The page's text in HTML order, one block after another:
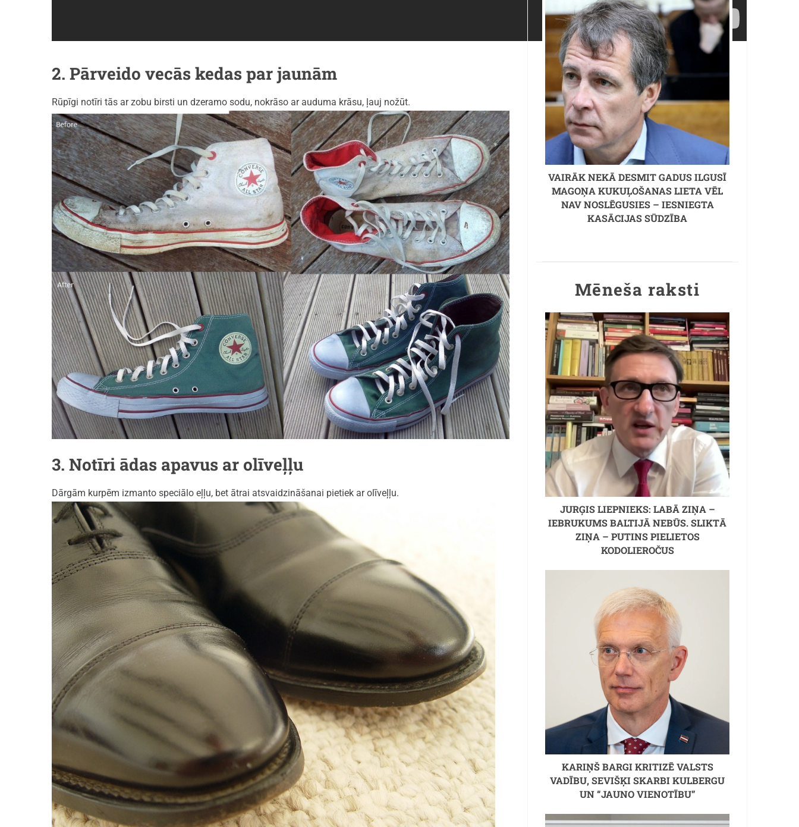
2. Pārveido vecās kedas par jaunām
Rūpīgi notīri tās ar zobu birsti un dzeramo sodu, nokrāso ar auduma krāsu, ļauj nožūt.
3. Notīri ādas apavus ar olīveļļu
Dārgām kurpēm izmanto speciālo eļļu, bet ātrai atsvaidzināšanai pietiek ar olīveļļu.
VAIRĀK NEKĀ DESMIT GADUS ILGUSĪ
MAGOŅA KUKUĻOŠANAS LIETA VĒL
NAV NOSLĒGUSIES – IESNIEGTA
KASĀCIJAS SŪDZĪBA
Mēneša raksti
JURĢIS LIEPNIEKS: LABĀ ZIŅA –
IEBRUKUMS BALTIJĀ NEBŪS. SLIKTĀ
ZIŅA – PUTINS PIELIETOS
KODOLIEROČUS
KARIŅŠ BARGI KRITIZĒ VALSTS
VADĪBU, SEVIŠĶI SKARBI KULBERGU
UN “JAUNO VIENOTĪBU”